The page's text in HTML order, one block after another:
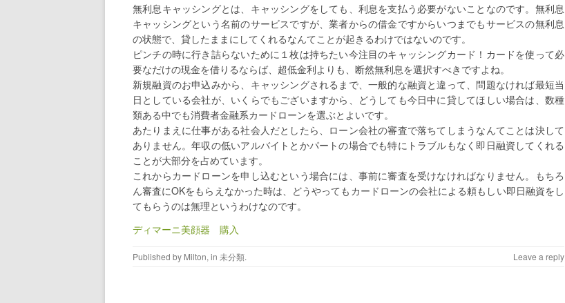
無利息キャッシングとは、キャッシングをしても、利息を支払う必要がないことなのです。無利息
キャッシングという名前のサービスですが、業者からの借金ですからいつまでもサービスの無利息
の状態で、貸したままにしてくれるなんてことが起きるわけではないのです。
ピンチの時に行き詰らないために１枚は持ちたい今注目のキャッシングカード！カードを使って必
要なだけの現金を借りるならば、超低金利よりも、断然無利息を選択すべきですよね。
新規融資のお申込みから、キャッシングされるまで、一般的な融資と違って、問題なければ最短当
日としている会社が、いくらでもございますから、どうしても今日中に貸してほしい場合は、数種
類ある中でも消費者金融系カードローンを選ぶとよいです。
あたりまえに仕事がある社会人だとしたら、ローン会社の審査で落ちてしまうなんてことは決して
ありません。年収の低いアルバイトとかパートの場合でも特にトラブルもなく即日融資してくれる
ことが大部分を占めています。
これからカードローンを申し込むという場合には、事前に審査を受けなければなりません。もちろ
ん審査にOKをもらえなかった時は、どうやってもカードローンの会社による頼もしい即日融資をし
てもらうのは無理というわけなのです。
ディマーニ美顔器 購入
Published by Milton, in 未分類. Leave a reply